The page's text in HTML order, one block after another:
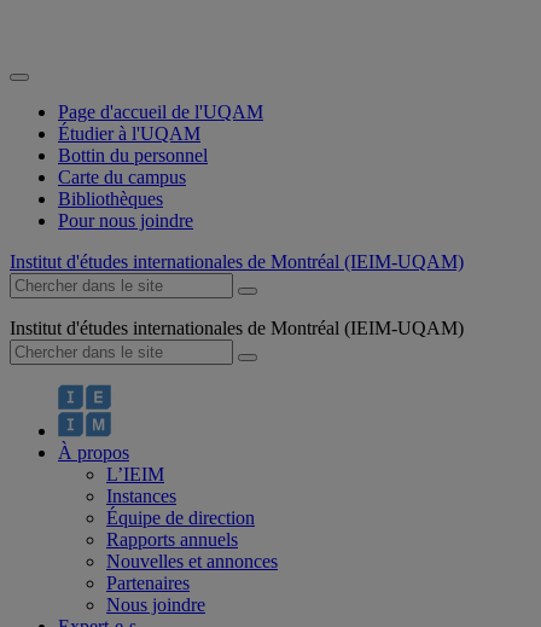
Page d'accueil de l'UQAM
Étudier à l'UQAM
Bottin du personnel
Carte du campus
Bibliothèques
Pour nous joindre
Institut d'études internationales de Montréal (IEIM-UQAM)
Institut d'études internationales de Montréal (IEIM-UQAM)
À propos
L’IEIM
Instances
Équipe de direction
Rapports annuels
Nouvelles et annonces
Partenaires
Nous joindre